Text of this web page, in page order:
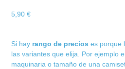
5,90€
Si hay rango de precios es porque
las variantes que elija. Por ejemplo
maquinaria o tamaño de una